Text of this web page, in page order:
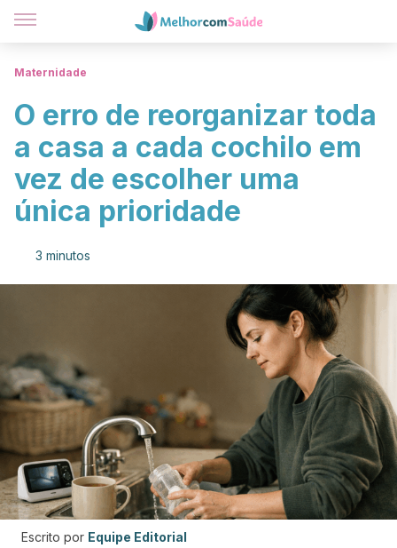
Maternidade
O erro de reorganizar toda
a casa a cada cochilo em
vez de escolher uma
única prioridade
3 minutos
Escrito por Equipe Editorial